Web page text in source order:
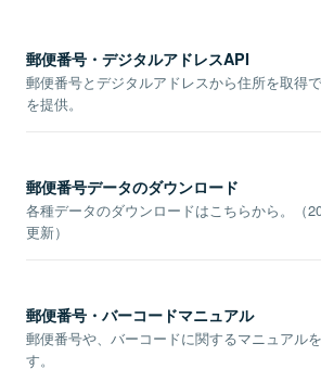
郵便番号・デジタルアドレスAPI
郵便番号とデジタルアドレスから住所を取得
を提供。
郵便番号データのダウンロード
各種データのダウンロードはこちらから。（
更新）
郵便番号・バーコードマニュアル
郵便番号や、バーコードに関するマニュアル
す。